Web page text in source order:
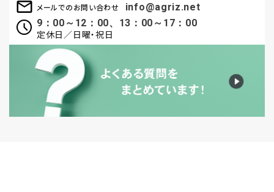
メールでのお問い合わせ
info@agriz.net
9：00～12：00、13：00～17：00
定休日／日曜・祝日